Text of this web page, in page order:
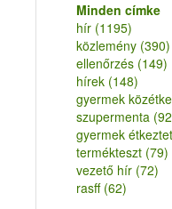
Minden címke
hír (1195)
közlemény (390)
ellenőrzés (149)
hírek (148)
gyermek
szupermenta
gyermek
termékteszt (79)
vezető hír (72)
rasff (62)